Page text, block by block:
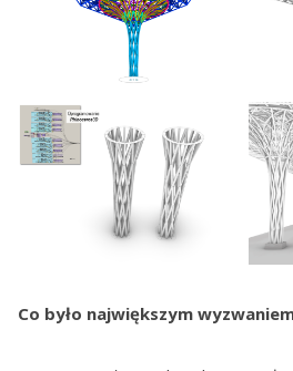
Co było największym